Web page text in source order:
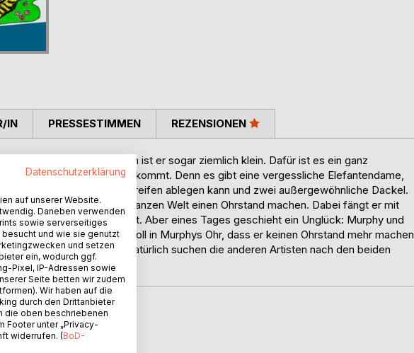
besonders groß. Eigentlich ist er sogar ziemlich klein. Dafür ist es ein ganz
alle Tage zu Gesicht bekommt. Denn es gibt eine vergessliche Elefantendame,
der seine goldgelben Streifen ablegen kann und zwei außergewöhnliche Dackel.
einziger Hund auf der ganzen Welt einen Ohrstand machen. Dabei fängt er mit
Partnerin Emma zuwirft. Aber eines Tages geschieht ein Unglück: Murphy und
Emma aus Versehen so doll in Murphys Ohr, dass er keinen Ohrstand mehr machen
und Murphy den Zirkus. Natürlich suchen die anderen Artisten nach den beiden
Gefahr.
IN PRESSESTIMMEN REZENSIONEN
BEIBoD
Datenschutzerklärung
auf unserer Website.
Daneben verwenden
sowie serverseitiges
und wie sie genutzt
und setzen
ein, wodurch ggf.
Pixel, IP-Adressen sowie
Seite betten wir zudem
Wir haben auf die
durch den Drittanbieter
die oben beschriebenen
Footer unter „Privacy-
widerrufen. (BoD-